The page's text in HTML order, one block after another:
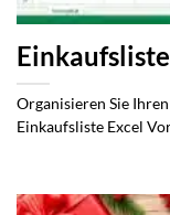
Organisieren Sie
Einkaufsliste Excel